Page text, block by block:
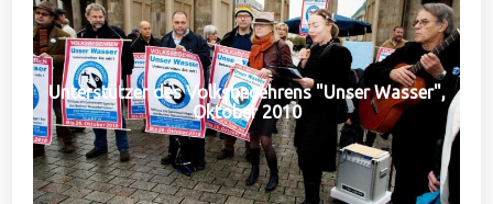
Unterstützer des Volksbegehrens "Unser Wasser",
Oktober 2010